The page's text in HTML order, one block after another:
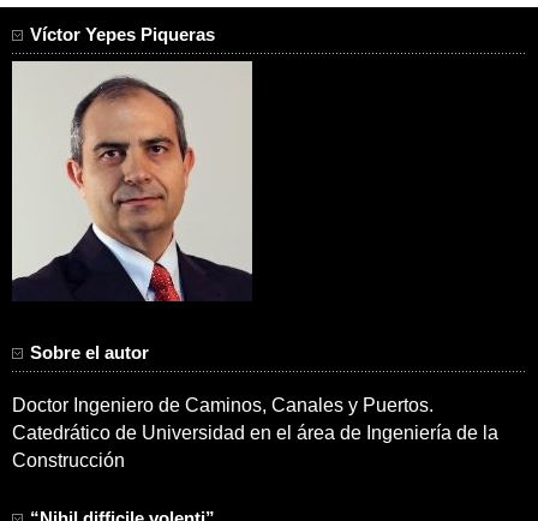
Víctor Yepes Piqueras
Sobre el autor
Doctor Ingeniero de Caminos, Canales y Puertos.
Catedrático de Universidad en el área de Ingeniería de la
Construcción